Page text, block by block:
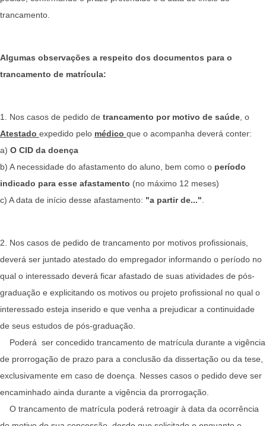
trancamento.
Algumas observações a respeito dos documentos para o
trancamento de matrícula:
1. Nos casos de pedido de trancamento por motivo de saúde , o
Atestado expedido pelo médico que o acompanha deverá conter:
a) O CID da doença
b) A necessidade do afastamento do aluno, bem como o período
indicado para esse afastamento (no máximo 12 meses)
c) A data de início desse afastamento: "a partir de..."
2. Nos casos de pedido de trancamento por motivos profissionais,
deverá ser juntado atestado do empregador informando o período no
qual o interessado deverá ficar afastado de suas atividades de pós-
graduação e explicitando os motivos ou projeto profissional no qual o
interessado esteja inserido e que venha a prejudicar a continuidade
de seus estudos de pós-graduação.
Poderá ser concedido trancamento de matrícula durante a vigência
de prorrogação de prazo para a conclusão da dissertação ou da tese,
exclusivamente em caso de doença. Nesses casos o pedido deve ser
encaminhado ainda durante a vigência da prorrogação.
O trancamento de matrícula poderá retroagir à data da ocorrência